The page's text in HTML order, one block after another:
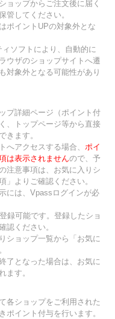
ョップからご注文後に届く
管してください。
ポイントUPの対象外とな
ソフトにより、自動的に
ウザのショップサイトへ遷
対象外となる可能性があり
プ詳細ページ（ポイント付
、トップページ等から直接
きます。
へアクセスする場合、 ポイ
は表示されませんので、予
注意事項は、お気に入りシ
」よりご確認ください。
には、Vpassログインが必
録可能です。登録したショ
認ください。
ショップ一覧から「お気に
了となった場合は、お気に
ます。
各ショップをご利用された
ポイント付与を行います。